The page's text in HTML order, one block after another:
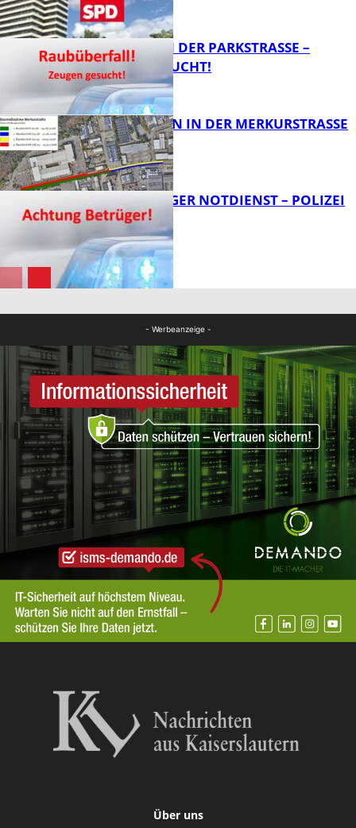
FB News
FB News
ÜBERFALL IN DER PARKSTRASSE – Z
EUGEN GESUCHT!
BAUARBEITEN IN DER MERKURSTRASSE
FRAGWÜRDIGER NOTDIENST – POLIZEI
WARNT
- Werbeanzeige -
Über uns